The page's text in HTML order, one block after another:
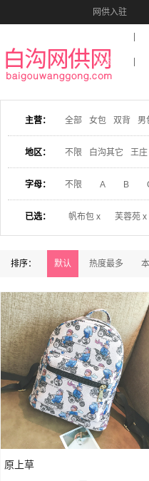
网供入驻
收藏本站
主营： 全部 女包 双背 男
地区： 不限 白沟其它 王庄
字母： 不限 A B
已选： 帆布包 x 芙蓉苑 x
排序： 默认 热度最多
原上草